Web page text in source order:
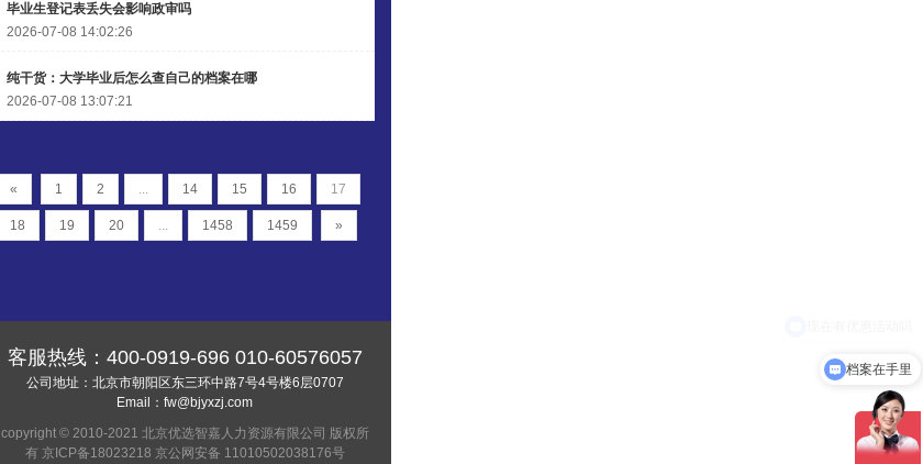
毕业生登记表丢失会影响政审吗
2026-07-08 14:02:26
纯干货：大学毕业后怎么查自己的档案在哪
2026-07-08 13:07:21
« 1 2 ... 14 15 16 17
18 19 20 ... 1458 1459 »
客服热线： 400-0919-696 010-60576057
公司地址：北京市朝阳区东三环中路7号4号楼6层0707
Email： fw@bjyxzj.com
copyright © 2010-2021 北京优选智嘉人力资源有限公司 版权所
有 京ICP备18023218 京公网安备 11010502038176号
档案在手里